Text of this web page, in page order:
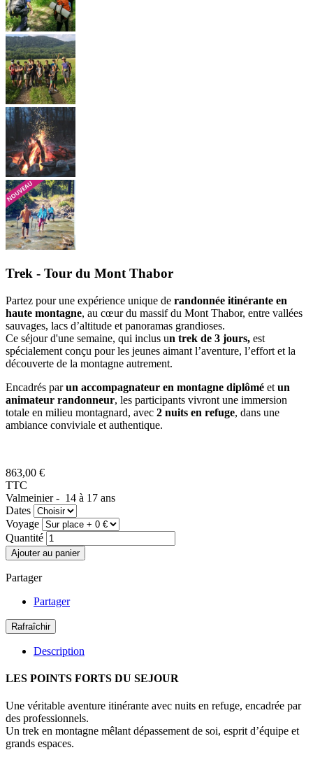
Trek - Tour du Mont Thabor
Partez pour une expérience unique de randonnée itinérante en
haute montagne, au cœur du massif du Mont Thabor, entre vallées
sauvages, lacs d’altitude et panoramas grandioses.
Ce séjour d'une semaine, qui inclus un trek de 3 jours, est
spécialement conçu pour les jeunes aimant l’aventure, l’effort et la
découverte de la montagne autrement.
Encadrés parun accompagnateur en montagne diplômé et un
animateur randonneur, les participants vivront une immersion
totale en milieu montagnard, avec 2 nuits en refuge, dans une
ambiance conviviale et authentique.
863,00 €
TTC
Valmeinier - 14 à 17 ans
Dates
Voyage
Quantité
Ajouter au panier
Partager
Partager
Description
LES POINTS FORTS DU SEJOUR
Une véritable aventure itinérante avec nuits en refuge, encadrée par
des professionnels.
Un trek en montagne mêlant dépassement de soi, esprit d’équipe et
grands espaces.